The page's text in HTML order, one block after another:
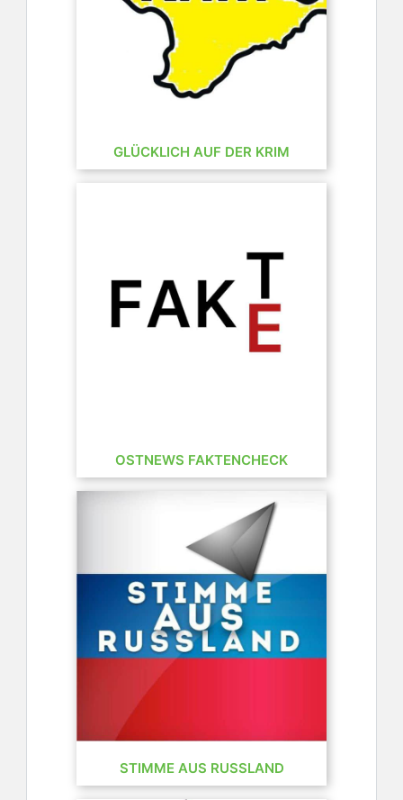
GLÜCKLICH AUF DER KRIM
OSTNEWS FAKTENCHECK
STIMME AUS RUSSLAND